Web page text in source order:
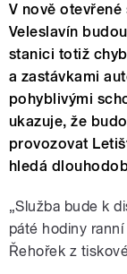
V nově
Veleslavín
stanici totiž
a zastávkami
pohyblivými
ukazuje, že
provozovat
hledá
„Služba bude k
páté hodiny
Řehořek z